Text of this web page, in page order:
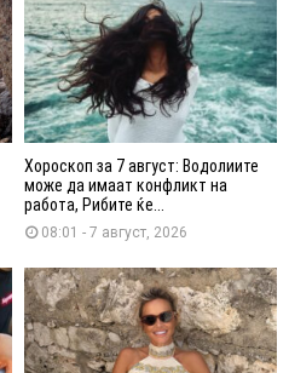
Хороскоп за 7 август: Водолиите
може да имаат конфликт на
работа, Рибите ќе...
08:01 - 7 август, 2026